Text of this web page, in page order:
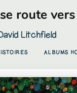
route
Litchfield
ALBUMS